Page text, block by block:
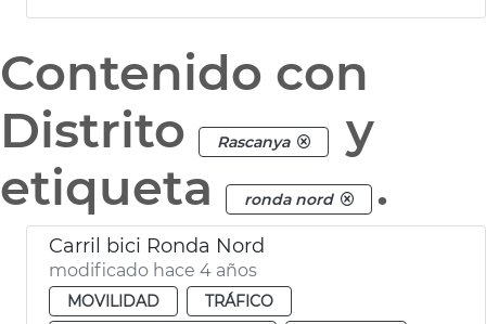
Contenido con
Distrito
Rascanya
y
etiqueta
ronda nord .
Carril bici Ronda Nord
modificado hace 4 años
MOVILIDAD
TRÁFICO